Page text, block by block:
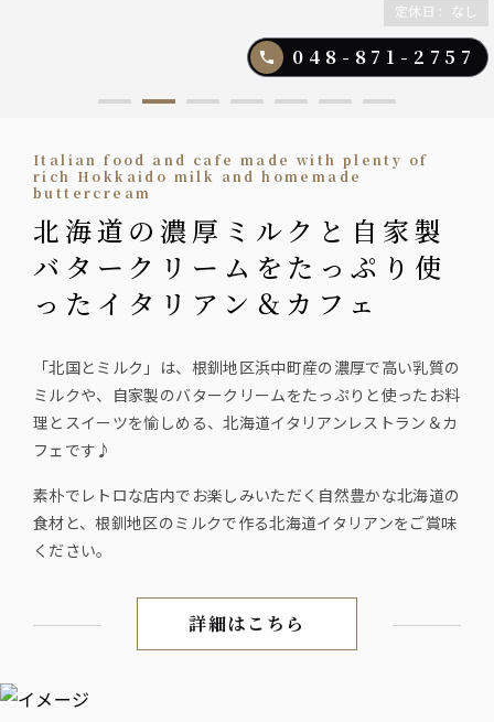
048-871-2757
定休日 : なし
Italian food and cafe made with plenty of
rich Hokkaido milk and homemade
buttercream
北海道の濃厚ミルクと自家製
バタークリームをたっぷり使
ったイタリアン＆カフェ
「北国とミルク」は、根釧地区浜中町産の濃厚で高い乳質の
ミルクや、自家製のバタークリームをたっぷりと使ったお料
理とスイーツを愉しめる、北海道イタリアンレストラン＆カ
フェです♪
素朴でレトロな店内でお楽しみいただく自然豊かな北海道の
食材と、根釧地区のミルクで作る北海道イタリアンをご賞味
ください。
北海道の濃厚ミルクと自家製
詳細はこちら